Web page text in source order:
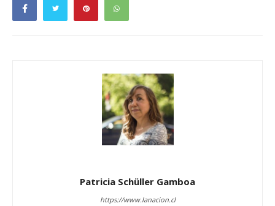
Patricia Schüller Gamboa
https://www.lanacion.cl